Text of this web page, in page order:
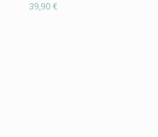
39,90€